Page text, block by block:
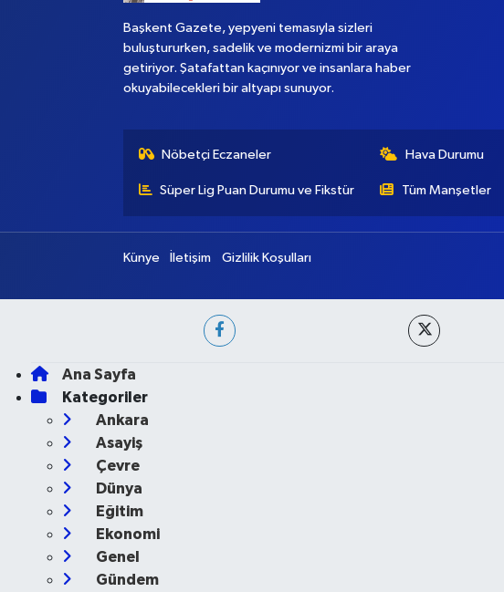
Başkent Gazete, yepyeni temasıyla sizleri
buluştururken, sadelik ve modernizmi bir araya
getiriyor. Şatafattan kaçınıyor ve insanlara haber
okuyabilecekleri bir altyapı sunuyor.
Nöbetçi Eczaneler Hava Durumu
Süper Lig Puan Durumu ve Fikstür Tüm Manşetler
Künye İletişim Gizlilik Koşulları
Ana Sayfa
Kategoriler
Ankara
Asayiş
Çevre
Dünya
Eğitim
Ekonomi
Genel
Gündem